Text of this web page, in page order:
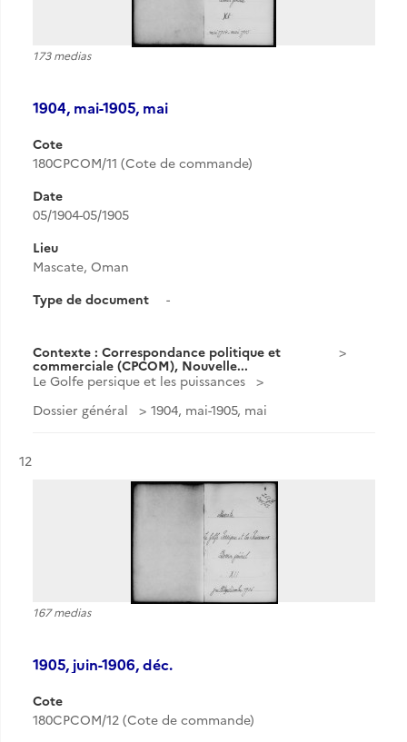
173 medias
1904, mai-1905, mai
Cote
180CPCOM/11 (Cote de commande)
Date
05/1904-05/1905
Lieu
Mascate, Oman
Type de document
-
Contexte : Correspondance politique et
commerciale (CPCOM), Nouvelle...
Le Golfe persique et les puissances
Dossier général
1904, mai-1905, mai
Résultat n°
12
167 medias
1905, juin-1906, déc.
Cote
180CPCOM/12 (Cote de commande)